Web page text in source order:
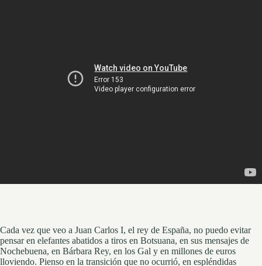
Cada vez que veo a Juan Carlos I, el rey de España, no puedo evitar
pensar en elefantes abatidos a tiros en Botsuana, en sus mensajes de
Nochebuena, en Bárbara Rey, en los Gal y en millones de euros
lloviendo. Pienso en la transición que no ocurrió, en espléndidas